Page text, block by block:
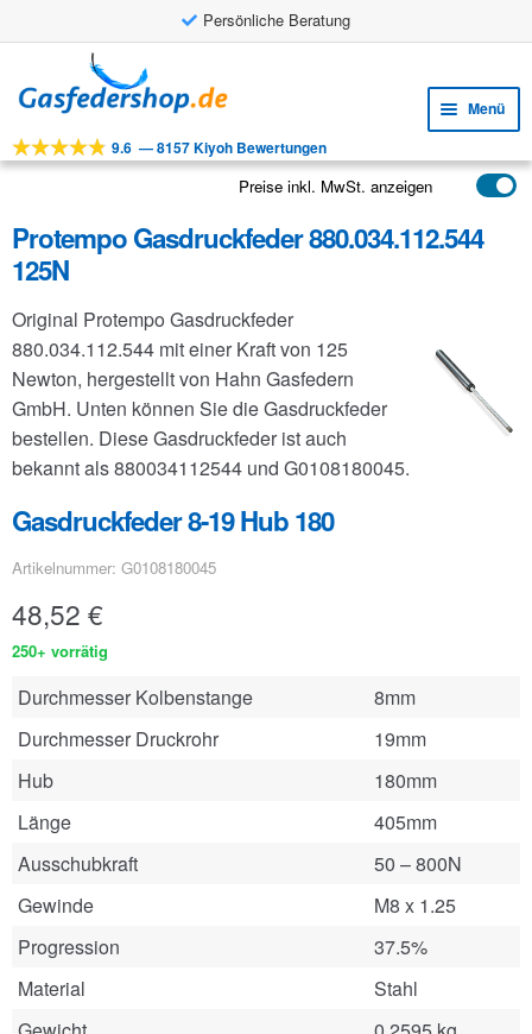
Persönliche Beratung
Navigation
springen
Inhalt
springen
Menü
Werkzeuge
Anwendungen
FAQ
9.6 —8157 Kiyoh Bewertungen
Preise inkl. MwSt. anzeigen
Protempo Gasdruckfeder 880.034.112.544
125N
Original Protempo Gasdruckfeder
880.034.112.544 mit einer Kraft von 125
Newton, hergestellt von Hahn Gasfedern
GmbH. Unten können Sie die Gasdruckfeder
bestellen. Diese Gasdruckfeder ist auch
bekannt als 880034112544 und G0108180045.
Gasdruckfeder 8-19 Hub 180
Artikelnummer: G0108180045
48,52 €
250+ vorrätig
Durchmesser Kolbenstange
8mm
Durchmesser Druckrohr
19mm
Hub
180mm
Länge
405mm
Ausschubkraft
50 – 800N
Gewinde
M8 x 1.25
Progression
37.5%
Material
Stahl